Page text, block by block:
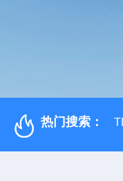
热门搜索：